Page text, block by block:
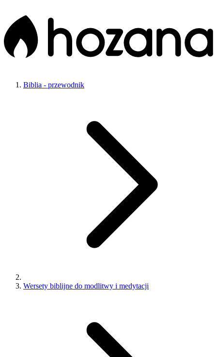
Biblia - przewodnik
Wersety biblijne do modlitwy i medytacji